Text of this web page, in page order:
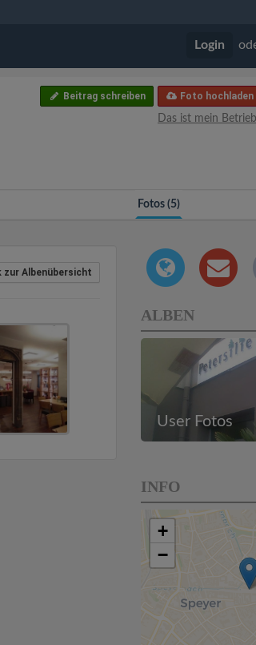
Login
Foto hochladen
Beitrag schreiben
Das ist mein Betrieb
Fotos (5)
zur Albenübersicht
ALBEN
User Fotos
INFO
+
−